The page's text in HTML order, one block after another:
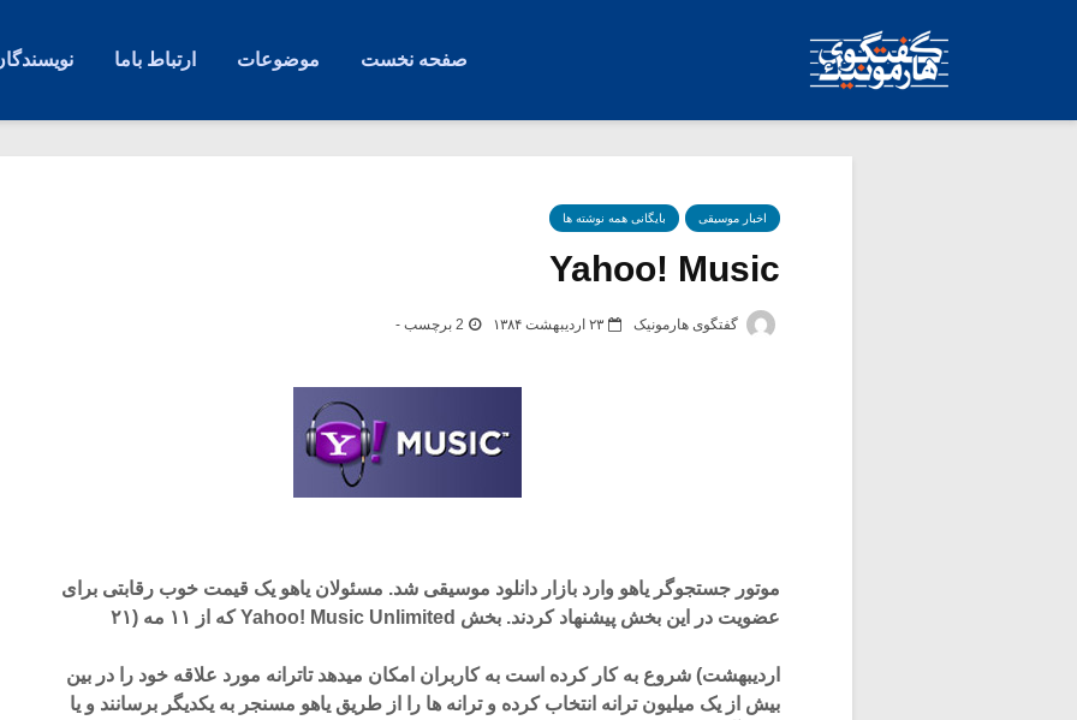
صفحه نخست موضوعات ارتباط باما
اخبار موسیقی بایگانی همه نوشته ها
Yahoo! Music
گفتگوی هارمونیک ۲۳ اردیبهشت ۱۳۸۴ 2 برچسب -
موتور جستجوگر یاهو وارد بازار دانلود موسیقی شد. مسئولان یاهو یک قیمت خوب رقابتی برای
عضویت در این بخش پیشنهاد کردند. بخش Yahoo! Music Unlimited که از ۱۱ مه (۲۱
اردیبهشت) شروع به کار کرده است به کاربران امکان میدهد تاترانه مورد علاقه خود را در بین
بیش از یک میلیون ترانه انتخاب کرده و ترانه ها را از طریق یاهو مسنجر به یکدیگر برسانند و یا